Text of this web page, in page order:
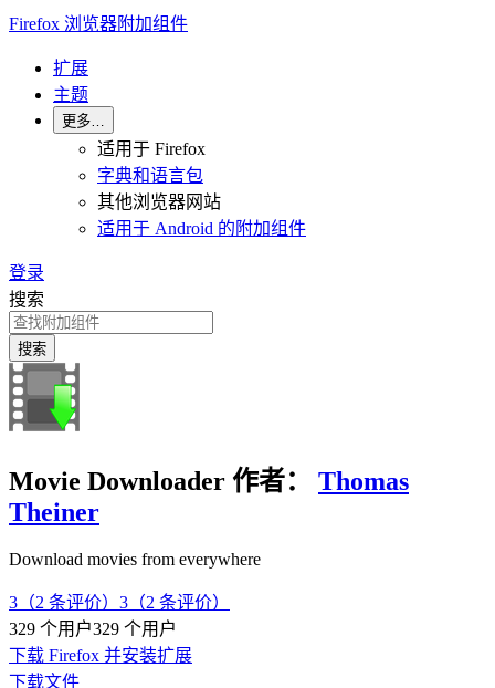
Firefox 浏览器附加组件
扩展
主题
更多…
适用于 Firefox
字典和语言包
其他浏览器网站
适用于 Android 的附加组件
登录
搜索
搜索
Movie Downloader 作者：
Thomas
Theiner
Download movies from everywhere
3（2 条评价） 3（2 条评价）
329 个用户329 个用户
下载 Firefox 并安装扩展
下载文件